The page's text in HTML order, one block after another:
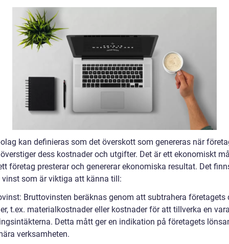
kan definieras som det överskott som genereras när
dess kostnader och utgifter. Det är ett ekonomiskt
företag presterar och genererar ekonomiska resultat. Det
vinst som är viktiga att känna till:
Bruttovinsten beräknas genom att subtrahera företagets
t.ex. materialkostnader eller kostnader för att tillverka en
Detta mått ger en indikation på företagets
verksamheten.